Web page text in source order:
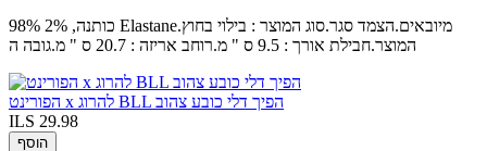
98% כותנה, 2% Elastane.מיובאים.הצמד סגר.סוג המוצר : בילוי בחוץ
המוצר.חבילת אורך : 9.5 ס " מ.רוחב אריזה : 20.7 ס " מ.גובה ה
הפורינט x להרוג BLL הפיך דלי כובע צהוב
ILS 29.98
הוסף